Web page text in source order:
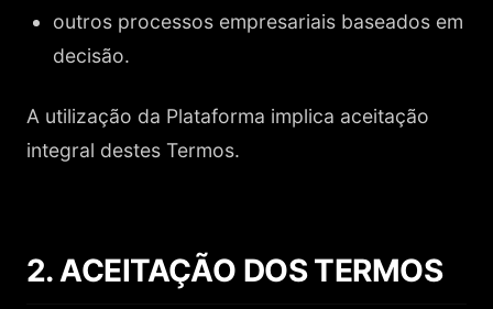
outros processos empresariais baseados em
decisão.
A utilização da Plataforma implica aceitação
integral destes Termos.
2. ACEITAÇÃO DOS TERMOS